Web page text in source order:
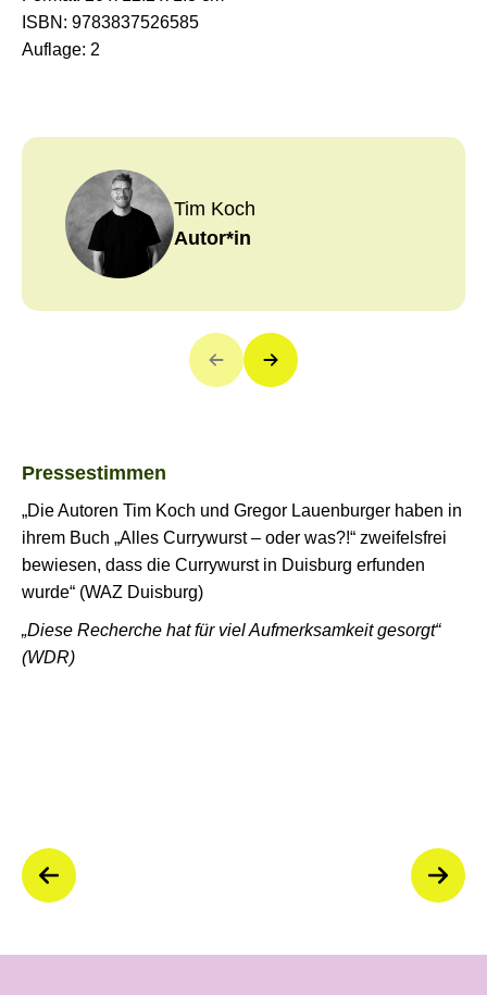
Geboten der Currywurst“. Alle drängenden Fragen
werden auf leichte Art bis ins Detail beantwortet
ISBN: 9783837526585
Auflage: 2
Tim Koch
Autor*in
Pressestimmen
„Die Autoren Tim Koch und Gregor Lauenburger haben in
ihrem Buch „Alles Currywurst – oder was?!“ zweifelsfrei
bewiesen, dass die Currywurst in Duisburg erfunden
wurde“ (WAZ Duisburg)
„Diese Recherche hat für viel Aufmerksamkeit gesorgt“
(WDR)